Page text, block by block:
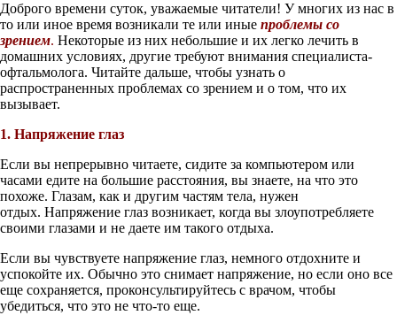
Доброго времени суток, уважаемые читатели! У многих из нас в
то или иное время возникали те или иные проблемы со
зрением. Некоторые из них небольшие и их легко лечить в
домашних условиях, другие требуют внимания специалиста-
офтальмолога. Читайте дальше, чтобы узнать о
распространенных проблемах со зрением и о том, что их
вызывает.
1. Напряжение глаз
Если вы непрерывно читаете, сидите за компьютером или
часами едите на большие расстояния, вы знаете, на что это
похоже. Глазам, как и другим частям тела, нужен
отдых. Напряжение глаз возникает, когда вы злоупотребляете
своими глазами и не даете им такого отдыха.
Если вы чувствуете напряжение глаз, немного отдохните и
успокойте их. Обычно это снимает напряжение, но если оно все
еще сохраняется, проконсультируйтесь с врачом, чтобы
убедиться, что это не что-то еще.